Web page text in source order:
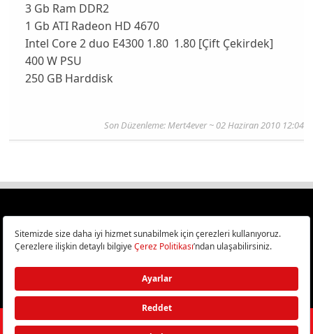
3 Gb Ram DDR2
1 Gb ATI Radeon HD 4670
Intel Core 2 duo E4300 1.80 1.80 [Çift Çekirdek]
400 W PSU
250 GB Harddisk
Son Düzenleme:Mert4ever~ 02 Haziran 2010 12:04
Türkiye
Bilişim ve Teknoloji Haberleri CHIP Online’da!
©2026Doğan Burda Dergi Yayıncılık ve Pazarlama A.Ş./ Tüm hakları